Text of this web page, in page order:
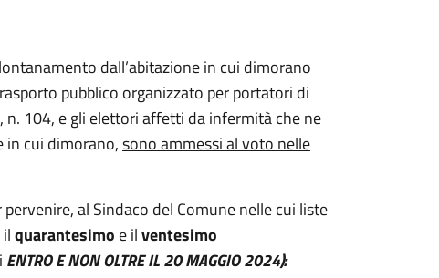
dall’abitazione in cui dimorano
pubblico organizzato per portatori di
n. 104, e gli elettori affetti da infermità che ne
in cui dimorano,sono ammessi al voto nelle
al Sindaco del Comune nelle cui liste
quarantesimo e ilventesimo
ENTRO E NON OLTRE IL 20 MAGGIO 2024):